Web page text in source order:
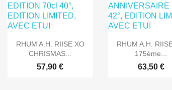
 Aperçu rapide
RHUM A.H. RIISE XO
CHRISMAS...
57,90 €
 Aperçu
RHUM A.H.
175ème...
63,50 €